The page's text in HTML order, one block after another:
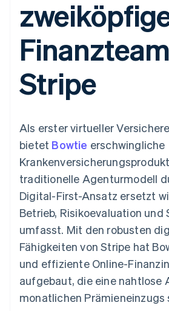
Zugriff auf mehr als
125
Zahlungen vor Ort
Authorization
Optimierung der
Autorisierungsraten
Bezahlvorgang
Connections
Verbundene
Product roadmap
Ausblick
Radar
Betrugsprävention
Atlas
Start-up-Gründung
Geldmanagement
Plattformen
SaaS
Nach Branche
Gaming
Freizeit
Versicherungen
Medien und
Unterhaltung
Gemeinnützige
Organisationen
Öffentlicher Sektor
Einzelhandel
Ecosystem
Partner
Marktplatz auf
Grundlagen der
So setzen Sie
nutzungsbasierte
Stablecoin-
Karten ausgeben: So
Verwaltung von
Diensten mit
App-Integrationen
Code-Beispiele
Entwickler-Blog
API-Status
Produkt-Roadmap
Stripe Sessions
Karriere
Newsroom
Stripe Press
Sales-Team
kontaktieren
Partner werden
Stripe
Als erster virtueller
bietet Bowtie erschwingliche
traditionelle Agenturmodell
Digital-First-Ansatz ersetzt
Betrieb, Risikoevaluation und
umfasst. Mit den robusten
Fähigkeiten von Stripe hat
und effiziente Online-
aufgebaut, die eine nahtlose
monatlichen Prämieneinzugs